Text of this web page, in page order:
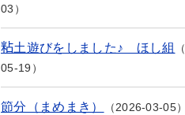
03
粘土遊びをしました♪ ほし組
05-19
節分（まめまき） 2026-03-05